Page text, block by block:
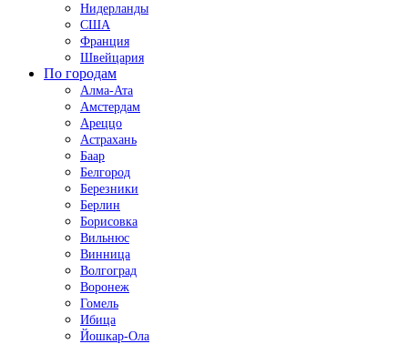
Нидерланды
США
Франция
Швейцария
По городам
Алма-Ата
Амстердам
Ареццо
Астрахань
Баар
Белгород
Березники
Берлин
Борисовка
Вильнюс
Винница
Волгоград
Воронеж
Гомель
Ибица
Йошкар-Ола